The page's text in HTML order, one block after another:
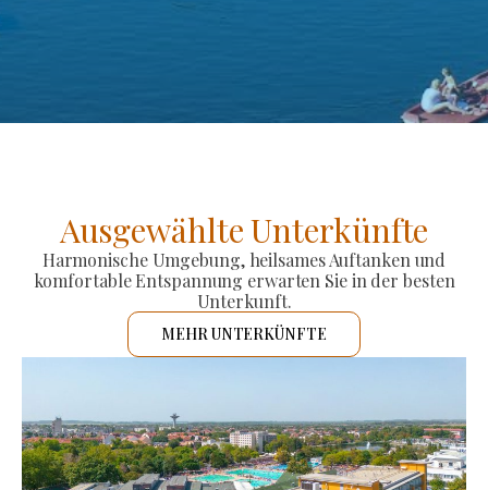
Ausgewählte Unterkünfte
Harmonische Umgebung, heilsames Auftanken und
komfortable Entspannung erwarten Sie in der besten
Unterkunft.
MEHR UNTERKÜNFTE